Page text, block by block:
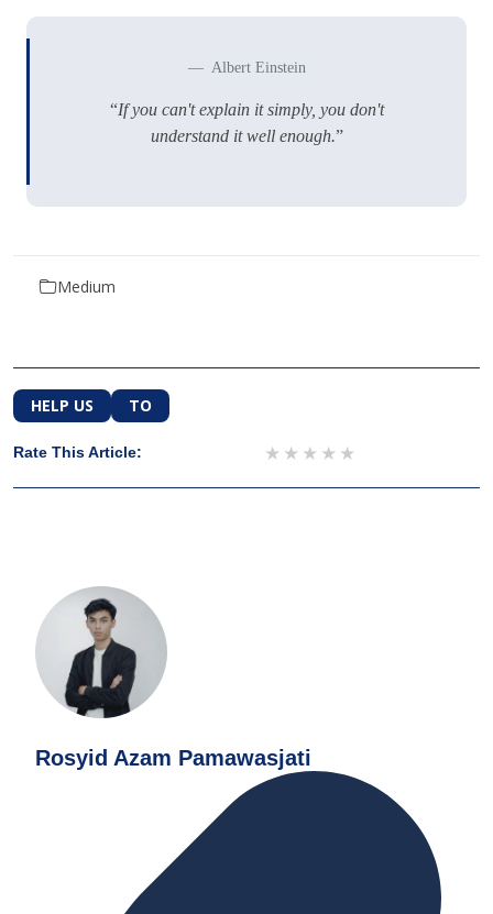
Albert Einstein
“If you can't explain it simply, you don't
understand it well enough.”
Medium
HELP US TO
Rate This Article: 4 stars
3 stars
2 stars
1 star
Rosyid Azam Pamawasjati